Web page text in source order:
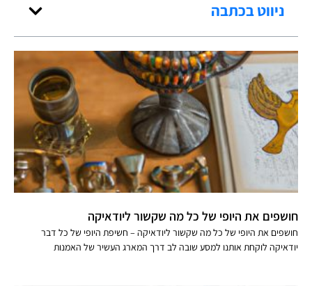
ניווט בכתבה
חושפים את היופי של כל מה שקשור ליודאיקה
חושפים את היופי של כל מה שקשור ליודאיקה – חשיפת היופי של כל דבר
יודאיקה לוקחת אותנו למסע שובה לב דרך המארג העשיר של האמנות